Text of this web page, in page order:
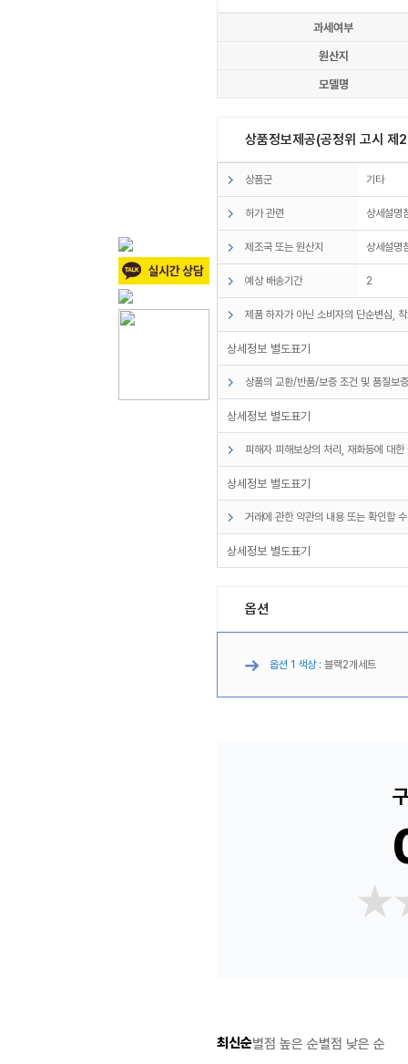
과세여부
원산지
모델명
상품정보제공(공정위 고시
상품군 기타
허가 관련 상세설명
제조국 또는 원산지 상세설명
예상 배송기간 2
제품 하자가 아닌 소비자의 단순변심,
상세정보 별도표기
상품의 교환/반품/보증 조건 및 품질보
상세정보 별도표기
피해자 피해보상의 처리, 재화등에 대
상세정보 별도표기
거래에 관한 약관의 내용 또는 확인할
상세정보 별도표기
옵션
옵션 1 색상 : 블랙2개세트
최신순별점 높은 순별점 낮은 순